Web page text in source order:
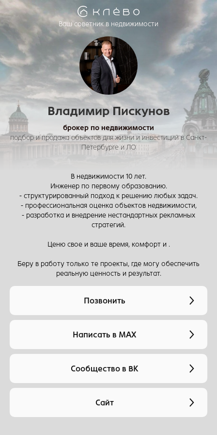
Ваш советник в недвижимости
Владимир Пискунов
брокер по недвижимости
подбор и продажа объектов для жизни и инвестиций в Санкт-
Петербурге и ЛО
В недвижимости 10 лет.
Инженер по первому образованию.
- структурированный подход к решению любых задач.
- профессиональная оценка объектов недвижимости,
- разработка и внедрение нестандартных рекламных
стратегий.
Ценю свое и ваше время, комфорт и .
Беру в работу только те проекты, где могу обеспечить
реальную ценность и результат.
Позвонить
Написать в МАХ
Сообщество в ВК
Сайт